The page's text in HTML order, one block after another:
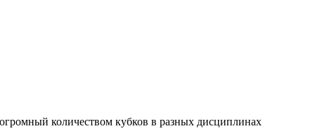
количеством кубков в разных дисциплинах